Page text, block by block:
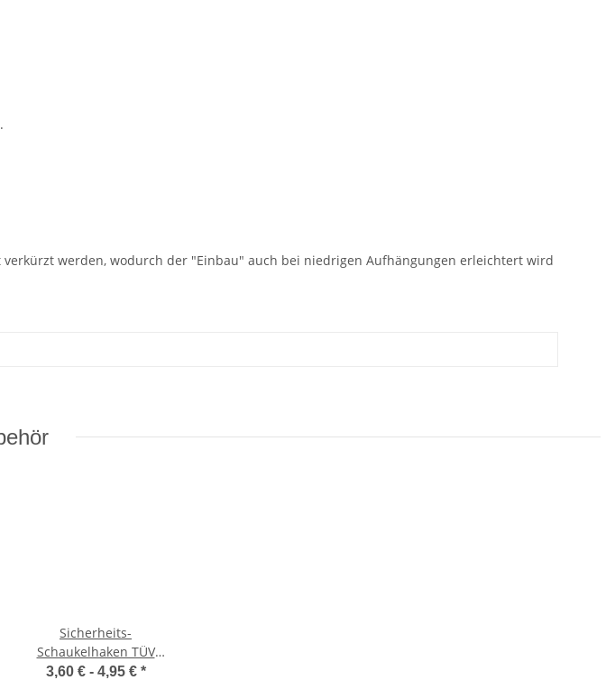
werden, wodurch der "Einbau" auch bei niedrigen Aufhängungen erleichtert wird
Sicherheits-
Schaukelhaken TÜV
geprüft 19/150x10,6
3,60 € - 4,95 € *